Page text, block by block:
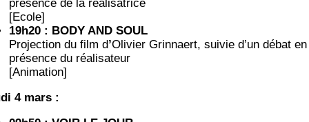
pré­sence de la réalisatrice
[Ecole]
19h20 : BODY AND SOUL
Pro­jec­tion du film d’Oli­vier Grin­naert, sui­vie d’un débat en
pré­sence du réalisateur
[Ani­ma­tion]
4 mars :